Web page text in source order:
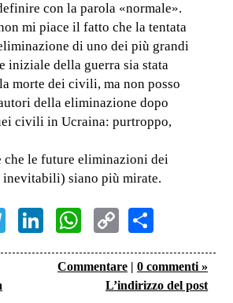
con la parola «normale».
mi piace il fatto che la tentata
di uno dei più grandi
iniziale della guerra sia stata
morte dei civili, ma non posso
della eliminazione dopo
civili in Ucraina: purtroppo,
che le future eliminazioni dei
siano più mirate.
Telegram
LinkedInWhatsApp
Copy
Link
Commentare | 0 commenti »
L’indirizzo del post